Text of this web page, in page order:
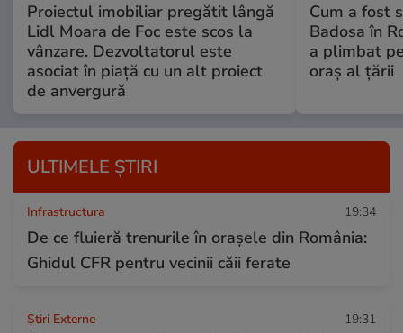
Proiectul imobiliar pregătit lângă
Lidl Moara de Foc este scos la
vânzare. Dezvoltatorul este
asociat în piață cu un alt proiect
de anvergură
Cum a fost
Badosa în
a plimbat
oraș al țării
ULTIMELE ȘTIRI
Infrastructura 19:34
De ce fluieră trenurile în orașele din România:
Ghidul CFR pentru vecinii căii ferate
Știri Externe 19:31